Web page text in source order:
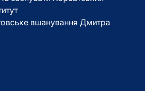
вшанування Дмитра